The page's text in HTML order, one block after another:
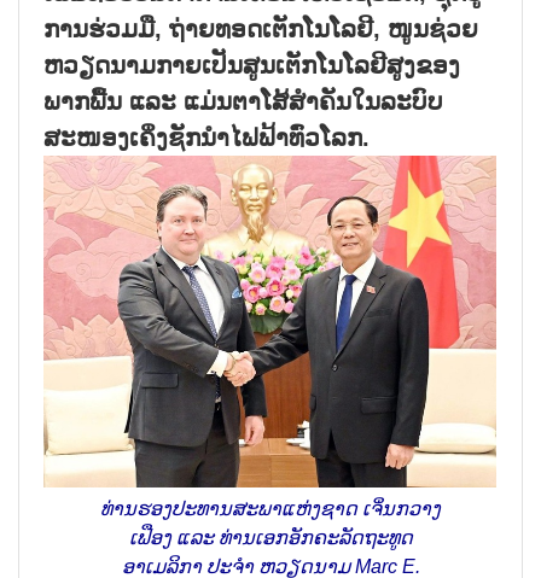
ການຮ່ວມມື, ຖ່າຍທອດເຕັກໂນໂລຢີ, ໜູນຊ່ວຍ
ຫວຽດນາມກາຍເປັນສູນເຕັກໂນໂລຢີສູງຂອງ
ພາກພື້ນ ແລະ ແມ່ນຕາໂສ້ສຳຄັນໃນລະບົບ
ສະໜອງເຄິ່ງຊັກນຳໄຟຟ້າທົ່ວໂລກ.
ທ່ານຮອງປະທານສະພາແຫ່ງຊາດ ເຈິ່ນກວາງ
ເຟືອງ ແລະ ທ່ານເອກອັກຄະລັດຖະທູດ
ອາເມລິກາ ປະຈຳ ຫວຽດນາມ Marc E.